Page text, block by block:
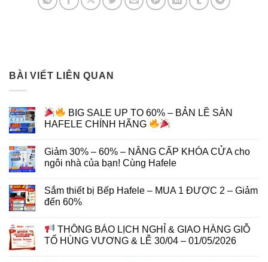
BÀI VIẾT LIÊN QUAN
BIG SALE UP TO 60% – BẢN LỀ SÀN
HAFELE CHÍNH HÃNG
Giảm 30% – 60% – NÂNG CẤP KHÓA CỬA cho
ngôi nhà của bạn! Cùng Hafele
Sắm thiết bị Bếp Hafele – MUA 1 ĐƯỢC 2 – Giảm
đến 60%
THÔNG BÁO LỊCH NGHỈ & GIAO HÀNG GIỖ
TỔ HÙNG VƯƠNG & LỄ 30/04 – 01/05/2026